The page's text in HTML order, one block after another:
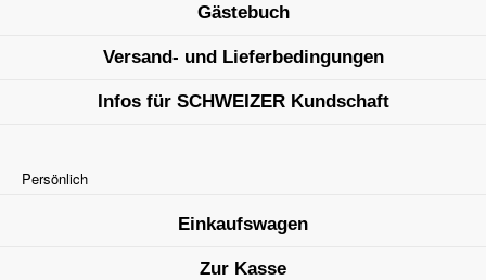
Gästebuch
Versand- und Lieferbedingungen
Infos für SCHWEIZER Kundschaft
Persönlich
Einkaufswagen
Zur Kasse